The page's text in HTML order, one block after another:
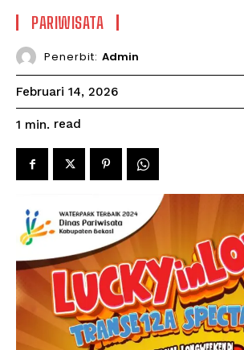
PARIWISATA
Penerbit: Admin
Februari 14, 2026
1 min. read